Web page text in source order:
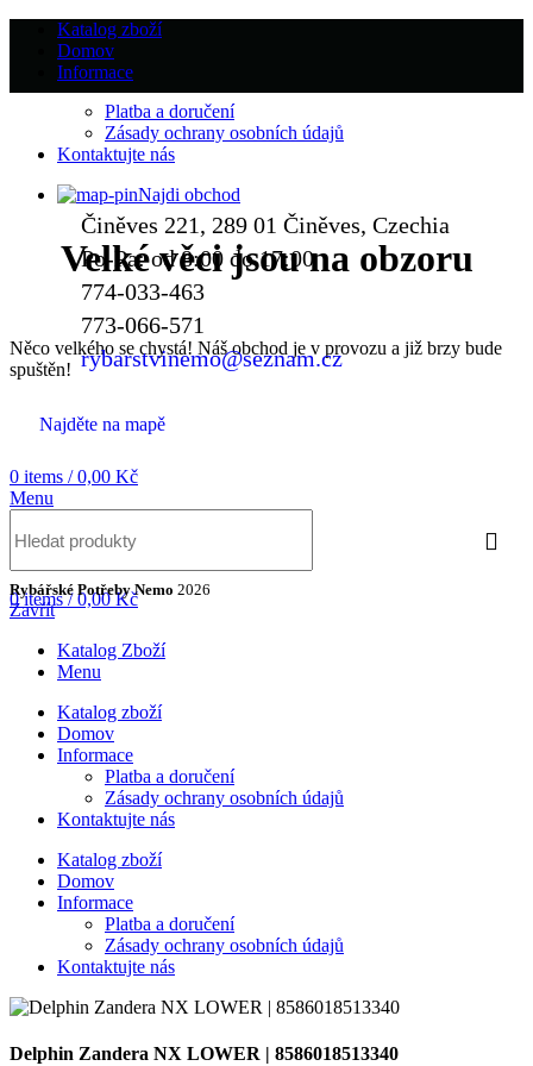
Katalog zboží
Domov
Informace
Platba a doručení
Zásady ochrany osobních údajů
Kontaktujte nás
Najdi obchod
Činěves 221, 289 01 Činěves, Czechia
Po-Pa: od 8:00 do 17:00
774-033-463
773-066-571
rybarstvinemo@seznam.cz
Najděte na mapě
0 items / 0,00 Kč
Menu
0items / 0,00Kč
Velké věci jsou na obzoru
Něco velkého se chystá! Náš obchod je v provozu a již brzy bude
spuštěn!
Rybářské Potřeby Nemo 2026
Zavřít
Katalog Zboží
Menu
Katalog zboží
Domov
Informace
Platba a doručení
Zásady ochrany osobních údajů
Kontaktujte nás
Katalog zboží
Domov
Informace
Platba a doručení
Zásady ochrany osobních údajů
Kontaktujte nás
Delphin Zandera NX LOWER | 8586018513340